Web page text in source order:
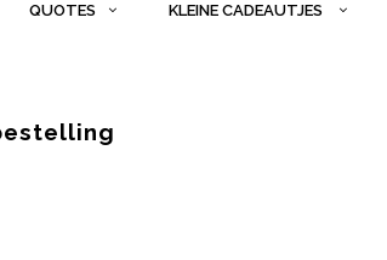
QUOTES KLEINE CADEAUTJES